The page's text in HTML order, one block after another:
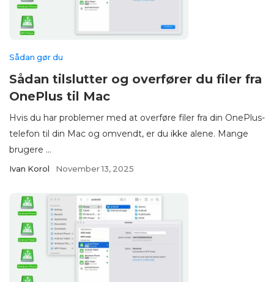
Sådan gør du
Sådan tilslutter og overfører du filer fra
OnePlus til Mac
Hvis du har problemer med at overføre filer fra din OnePlus-
telefon til din Mac og omvendt, er du ikke alene. Mange
brugere ...
Ivan Korol November 13, 2025